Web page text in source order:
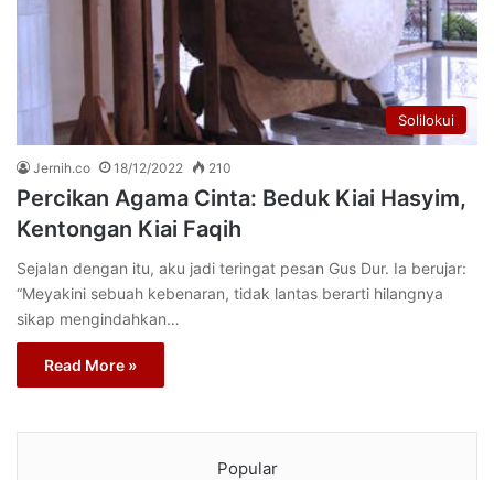
Solilokui
Jernih.co 18/12/2022 210
Percikan Agama Cinta: Beduk Kiai Hasyim,
Kentongan Kiai Faqih
Sejalan dengan itu, aku jadi teringat pesan Gus Dur. Ia berujar:
“Meyakini sebuah kebenaran, tidak lantas berarti hilangnya
sikap mengindahkan…
Read More »
Popular